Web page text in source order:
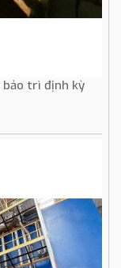
trì định kỳ